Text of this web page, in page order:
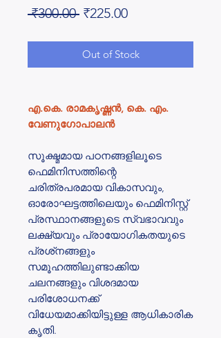
₹300.00 Regular
₹225.00Sale
Out of Stock
എ.കെ. രാമകൃഷ്ണൻ, കെ. എം.
വേണുഗോപാലൻ
സൂക്ഷ്മമായ പഠനങ്ങളിലൂടെ
ഫെമിനിസത്തിന്റെ
ചരിത്രപരമായ വികാസവും,
ഓരോഘട്ടത്തിലെയും ഫെമിനിസ്റ്റ്
പ്രസ്ഥാനങ്ങളുടെ സ്വഭാവവും
ലക്ഷ്യവും പ്രായോഗികതയുടെ
പ്രശ്‌നങ്ങളും
സമൂഹത്തിലുണ്ടാക്കിയ
ചലനങ്ങളും വിശദമായ
പരിശോധനക്ക്
വിധേയമാക്കിയിട്ടുള്ള ആധികാരിക
കൃതി.